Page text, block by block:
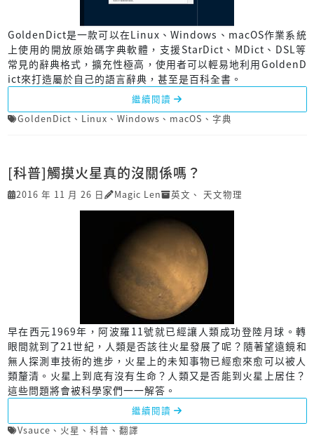
GoldenDict是一款可以在Linux、Windows、macOS作業系統
上使用的開放原始碼字典軟體，支援StarDict、MDict、DSL等
常見的辭典格式，擴充性極高，使用者可以輕易地利用GoldenD
ict來打造屬於自己的語言辭典，甚至是百科全書。
繼續閱讀
GoldenDict 、 Linux 、 Windows 、 macOS 、 字典
[科普]觸摸火星真的沒關係嗎？
2016 年 11 月 26 日 Magic Len 英文 、 天文物理
早在西元1969年，阿波羅11號就已經讓人類成功登陸月球。轉
眼間就到了21世紀，人類是否該往火星發展了呢？隨著望遠鏡和
無人探測車技術的進步，火星上的未知事物已經愈來愈可以被人
類釐清。火星上到底有沒有生命？人類又是否能到火星上居住？
這些問題將會被科學家們一一解答。
繼續閱讀
Vsauce 、 火星 、 科普 、 翻譯